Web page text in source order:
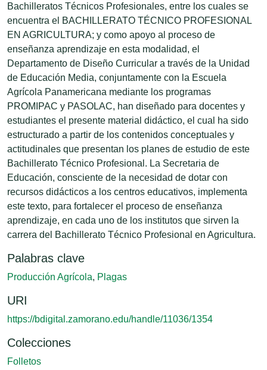
Bachilleratos Técnicos Profesionales, entre los cuales se
encuentra el BACHILLERATO TÉCNICO PROFESIONAL
EN AGRICULTURA; y como apoyo al proceso de
enseñanza aprendizaje en esta modalidad, el
Departamento de Diseño Curricular a través de la Unidad
de Educación Media, conjuntamente con la Escuela
Agrícola Panamericana mediante los programas
PROMIPAC y PASOLAC, han diseñado para docentes y
estudiantes el presente material didáctico, el cual ha sido
estructurado a partir de los contenidos conceptuales y
actitudinales que presentan los planes de estudio de este
Bachillerato Técnico Profesional. La Secretaria de
Educación, consciente de la necesidad de dotar con
recursos didácticos a los centros educativos, implementa
este texto, para fortalecer el proceso de enseñanza
aprendizaje, en cada uno de los institutos que sirven la
carrera del Bachillerato Técnico Profesional en Agricultura.
Palabras clave
Producción Agrícola, Plagas
URI
https://bdigital.zamorano.edu/handle/11036/1354
Colecciones
Folletos